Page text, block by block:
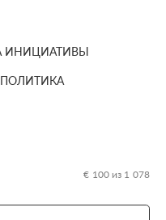
€ 100 из 1 078
ИНИЦИАТИВЫ